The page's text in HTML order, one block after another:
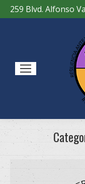
259 Blvd. Alfonso